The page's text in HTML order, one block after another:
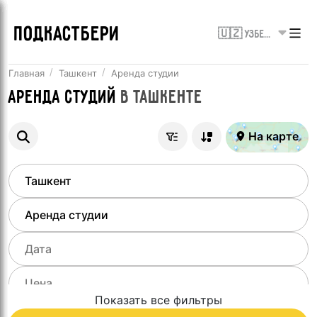
ПОДКАСТБЕРИ 🇺🇿 Узбекистан
Главная Ташкент Аренда студии
Аренда студий вТашкенте
На карте
Показать все фильтры